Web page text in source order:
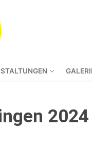
2024